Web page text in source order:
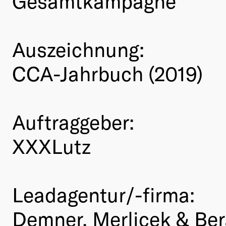
Auszeichnung:
CCA-Jahrbuch (2019)
Auftraggeber:
XXXLutz
Leadagentur/-firma:
Demner, Merlicek &